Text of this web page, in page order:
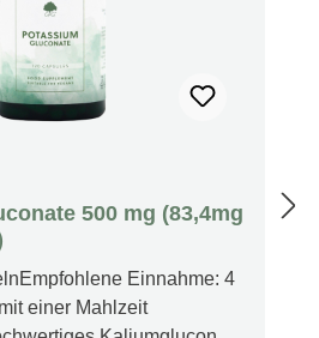
500 mg (83,4mg
Einnahme: 4
einer Mahlzeit